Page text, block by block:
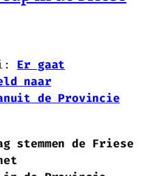
Er gaat
naar
de Provincie
stemmen de Friese